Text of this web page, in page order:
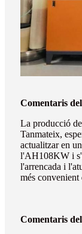
Comentaris
La producció
Tanmateix,
actualitzar en
l'AH108KW i
l'arrencada i
més convenient
Comentaris